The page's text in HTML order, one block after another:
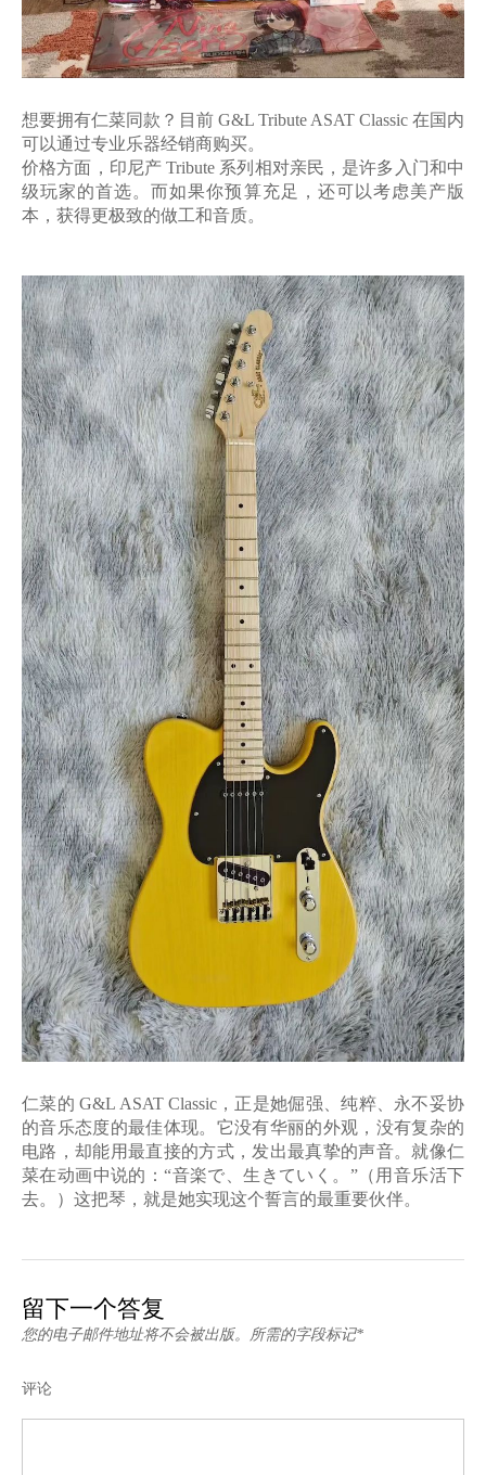
想要拥有仁菜同款？目前 G&L Tribute ASAT Classic 在国内
可以通过专业乐器经销商购买。
价格方面，印尼产 Tribute 系列相对亲民，是许多入门和中
级玩家的首选。而如果你预算充足，还可以考虑美产版
本，获得更极致的做工和音质。
仁菜的 G&L ASAT Classic，正是她倔强、纯粹、永不妥协
的音乐态度的最佳体现。它没有华丽的外观，没有复杂的
电路，却能用最直接的方式，发出最真挚的声音。就像仁
菜在动画中说的：“音楽で、生きていく。 ”（用音乐活下
去。）这把琴，就是她实现这个誓言的最重要伙伴。
留下一个答复
您的电子邮件地址将不会被出版。所需的字段标记*
评论